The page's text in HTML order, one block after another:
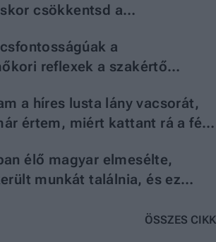
csökkentsd a
a
reflexek a szakértő
a híres lusta lány vacsorát,
értem, miért kattant rá a fél
élő magyar elmesélte,
munkát találnia, és ez
tanulságos lehet
ÖSSZES CIKK